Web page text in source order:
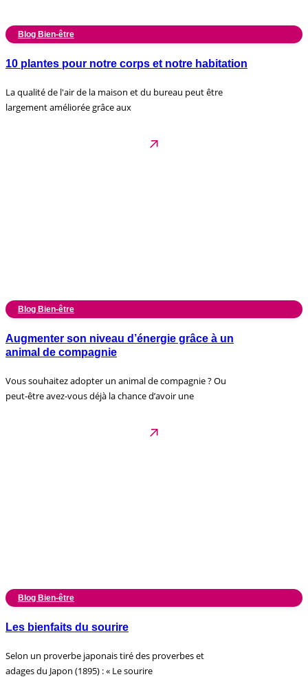
Blog Bien-être
10 plantes pour notre corps et notre habitation
La qualité de l'air de la maison et du bureau peut être
largement améliorée grâce aux
Blog Bien-être
Augmenter son niveau d’énergie grâce à un
animal de compagnie
Vous souhaitez adopter un animal de compagnie ? Ou
peut-être avez-vous déjà la chance d’avoir une
Blog Bien-être
Les bienfaits du sourire
Selon un proverbe japonais tiré des proverbes et
adages du Japon (1895) : « Le sourire